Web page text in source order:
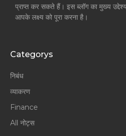
प्राप्त कर सकते हैं। इस ब्लॉग का मुख्य
आपके लक्ष्य को पूरा करना है।
Categorys
निबंध
व्याकरण
Finance
All नोट्स